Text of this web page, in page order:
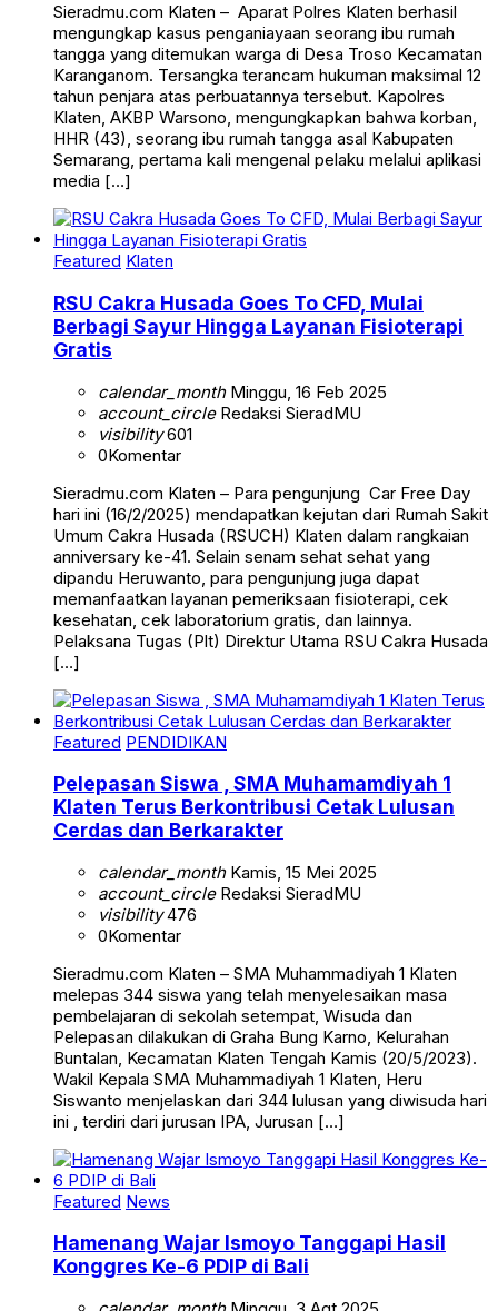
Sieradmu.com Klaten – Aparat Polres Klaten berhasil
mengungkap kasus penganiayaan seorang ibu rumah
tangga yang ditemukan warga di Desa Troso Kecamatan
Karanganom. Tersangka terancam hukuman maksimal 12
tahun penjara atas perbuatannya tersebut. Kapolres
Klaten, AKBP Warsono, mengungkapkan bahwa korban,
HHR (43), seorang ibu rumah tangga asal Kabupaten
Semarang, pertama kali mengenal pelaku melalui aplikasi
media […]
Featured Klaten
RSU Cakra Husada Goes To CFD, Mulai
Berbagi Sayur Hingga Layanan Fisioterapi
Gratis
calendar_monthMinggu, 16 Feb 2025
account_circleRedaksi SieradMU
visibility601
0Komentar
Sieradmu.com Klaten – Para pengunjung Car Free Day
hari ini (16/2/2025) mendapatkan kejutan dari Rumah Sakit
Umum Cakra Husada (RSUCH) Klaten dalam rangkaian
anniversary ke-41. Selain senam sehat sehat yang
dipandu Heruwanto, para pengunjung juga dapat
memanfaatkan layanan pemeriksaan fisioterapi, cek
kesehatan, cek laboratorium gratis, dan lainnya.
Pelaksana Tugas (Plt) Direktur Utama RSU Cakra Husada
[…]
Featured PENDIDIKAN
Pelepasan Siswa , SMA Muhamamdiyah 1
Klaten Terus Berkontribusi Cetak Lulusan
Cerdas dan Berkarakter
calendar_monthKamis, 15 Mei 2025
account_circleRedaksi SieradMU
visibility476
0Komentar
Sieradmu.com Klaten – SMA Muhammadiyah 1 Klaten
melepas 344 siswa yang telah menyelesaikan masa
pembelajaran di sekolah setempat, Wisuda dan
Pelepasan dilakukan di Graha Bung Karno, Kelurahan
Buntalan, Kecamatan Klaten Tengah Kamis (20/5/2023).
Wakil Kepala SMA Muhammadiyah 1 Klaten, Heru
Siswanto menjelaskan dari 344 lulusan yang diwisuda hari
ini , terdiri dari jurusan IPA, Jurusan […]
Featured News
Hamenang Wajar Ismoyo Tanggapi Hasil
Konggres Ke-6 PDIP di Bali